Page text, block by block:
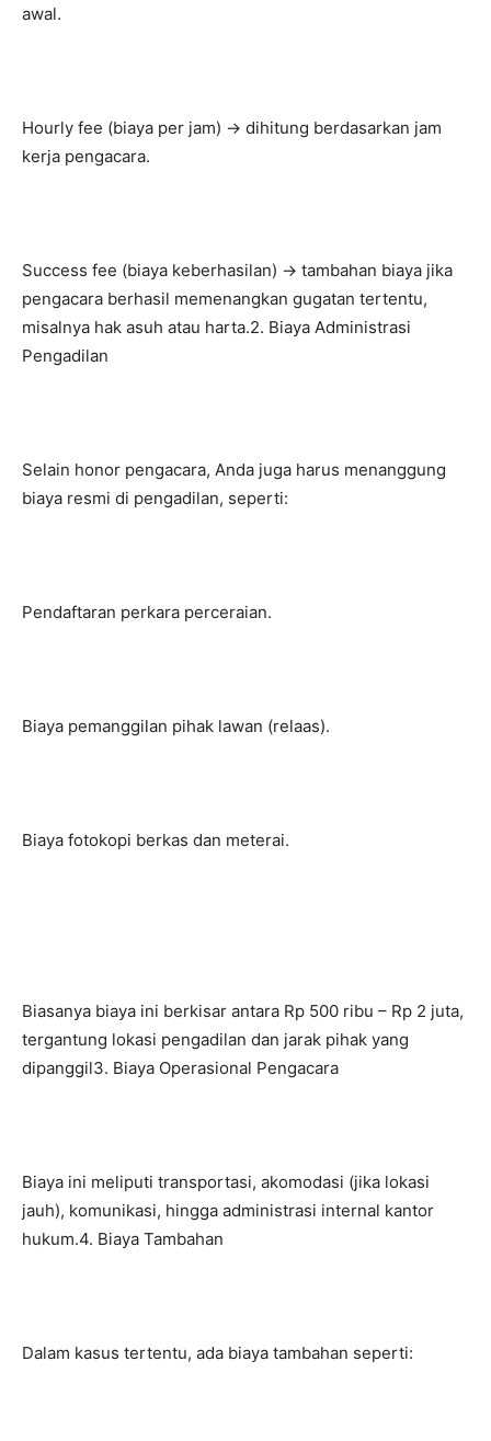
awal.
Hourly fee (biaya per jam) → dihitung berdasarkan jam
kerja pengacara.
Success fee (biaya keberhasilan) → tambahan biaya jika
pengacara berhasil memenangkan gugatan tertentu,
misalnya hak asuh atau harta.2. Biaya Administrasi
Pengadilan
Selain honor pengacara, Anda juga harus menanggung
biaya resmi di pengadilan, seperti:
Pendaftaran perkara perceraian.
Biaya pemanggilan pihak lawan (relaas).
Biaya fotokopi berkas dan meterai.
Biasanya biaya ini berkisar antara Rp 500 ribu – Rp 2 juta,
tergantung lokasi pengadilan dan jarak pihak yang
dipanggil3. Biaya Operasional Pengacara
Biaya ini meliputi transportasi, akomodasi (jika lokasi
jauh), komunikasi, hingga administrasi internal kantor
hukum.4. Biaya Tambahan
Dalam kasus tertentu, ada biaya tambahan seperti: